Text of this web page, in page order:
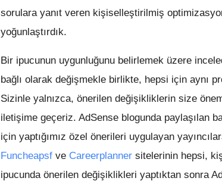
sorulara yanıt veren kişiselleştirilmiş
yoğunlaştırdık.
Bir ipucunun uygunluğunu belirlemek üzere
bağlı olarak değişmekle birlikte, hepsi için aynı
Sizinle yalnızca, önerilen değişikliklerin size
iletişime geçeriz. AdSense blogunda paylaşılan
için yaptığımız özel önerileri uygulayan
Funcheapsf ve Careerplanner sitelerinin hepsi,
ipucunda önerilen değişiklikleri yaptıktan sonra